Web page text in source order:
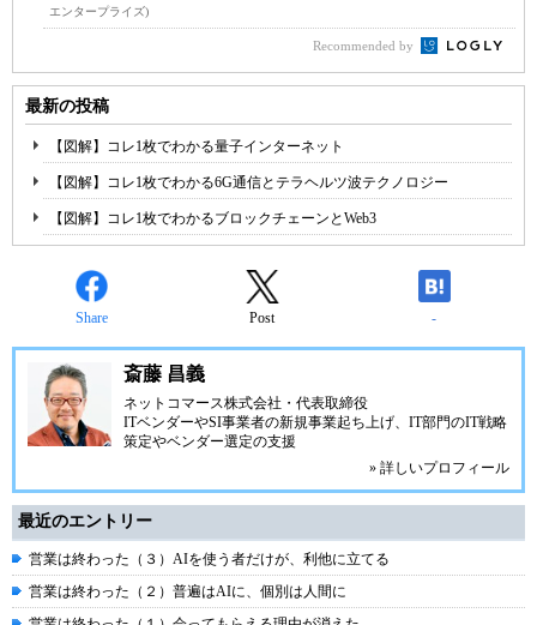
エンタープライズ)
Recommended by
最新の投稿
【図解】コレ1枚でわかる量子インターネット
【図解】コレ1枚でわかる6G通信とテラヘルツ波テクノロジー
【図解】コレ1枚でわかるブロックチェーンとWeb3
Share Post -
斎藤 昌義
ネットコマース株式会社 ・代表取締役
ITベンダーやSI事業者の新規事業起ち上げ、IT部門のIT戦略
策定やベンダー選定の支援
» 詳しいプロフィール
最近のエントリー
営業は終わった（３）AIを使う者だけが、利他に立てる
営業は終わった（２）普遍はAIに、個別は人間に